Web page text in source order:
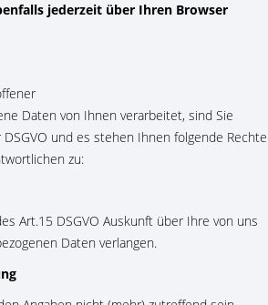
jederzeit über Ihren Browser
Daten von Ihnen verarbeitet, sind Sie
und es stehen Ihnen folgende Rechte
zu:
Art.15 DSGVO Auskunft über Ihre von uns
Daten verlangen.